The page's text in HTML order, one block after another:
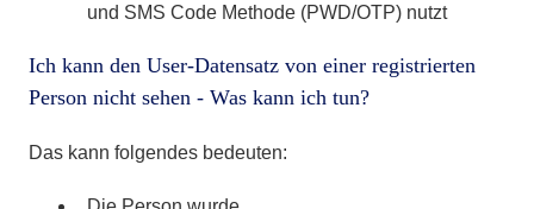
und SMS Code Methode (PWD/OTP) nutzt
Ich kann den User-Datensatz von einer registrierten
Person nicht sehen - Was kann ich tun?
Das kann folgendes bedeuten: